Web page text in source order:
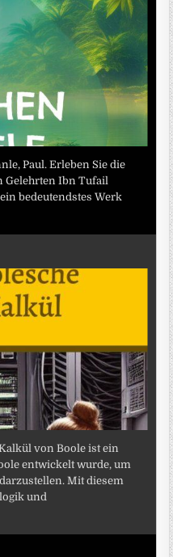
Paul. Erleben Sie die
Gelehrten Ibn Tufail
bedeutendstes Werk
von Boole ist ein
entwickelt wurde, um
Mit diesem
und